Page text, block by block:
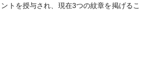
トを授与され、現在3つの紋章を掲げるこ